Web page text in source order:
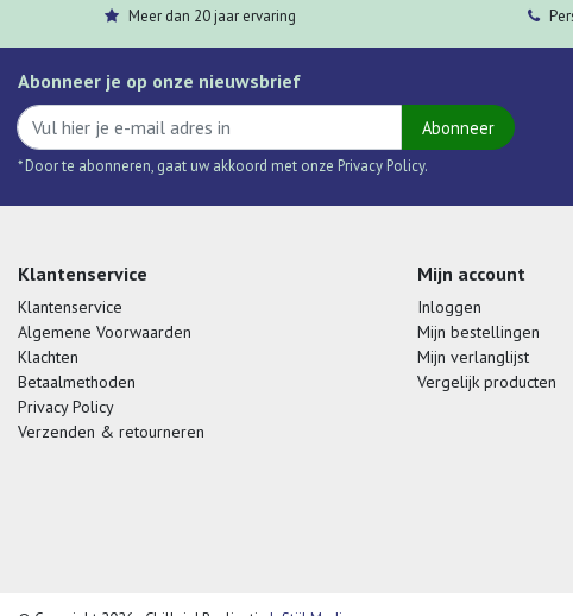
Meer dan 20 jaar ervaring
Abonneer je op onze nieuwsbrief
Abonneer
* Door te abonneren, gaat uw akkoord met onze Privacy Policy.
Klantenservice
Klantenservice
Algemene Voorwaarden
Klachten
Betaalmethoden
Privacy Policy
Verzenden & retourneren
Mijn account
Inloggen
Mijn bestellingen
Mijn verlanglijst
Vergelijk producten